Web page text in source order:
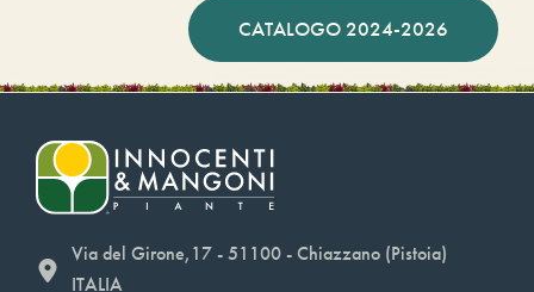
CATALOGO 2024-2026
Via del Girone,17 - 51100 - Chiazzano (Pistoia)
ITALIA